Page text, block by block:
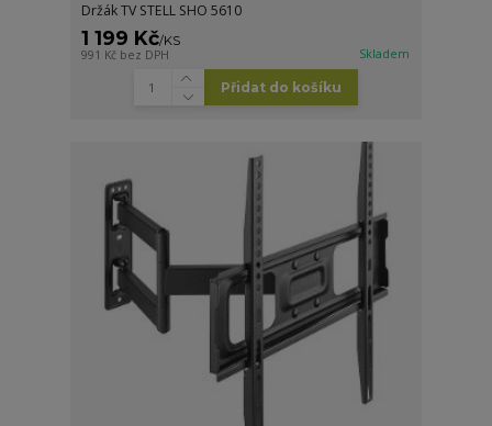
Držák TV STELL SHO 5610
1 199 Kč/KS
991 Kč bez DPH Skladem
Přidat do košíku